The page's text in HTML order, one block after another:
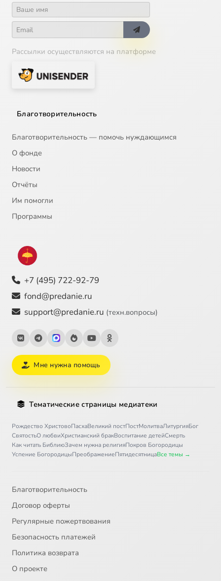
Рассылки осуществляются на платформе
Благотворительность
Благотворительность — помочь нуждающимся
О фонде
Новости
Отчёты
Им помогли
Программы
+7 (495) 722-92-79
fond@predanie.ru
support@predanie.ru (техн.вопросы)
Мне нужна помощь
Тематические страницы медиатеки
Рождество ХристовоПасхаВеликий постПостМолитваЛитургияБог
СвятостьО любвиХристианский бракВоспитание детейСмерть
Как читать БиблиюЗачем нужна религияПокров Богородицы
Успение БогородицыПреображениеПятидесятницаВсе темы →
Благотворительность
Договор оферты
Регулярные пожертвования
Безопасность платежей
Политика возврата
О проекте